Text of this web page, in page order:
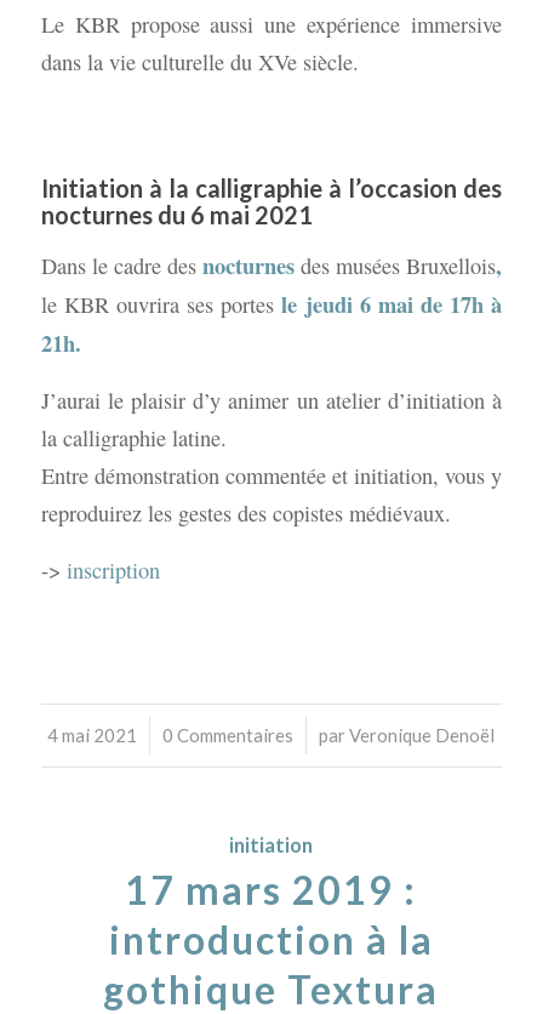
Le KBR propose aussi une expérience immersive
dans la vie culturelle du XVe siècle.
Initiation à la calligraphie à l’occasion des
nocturnes du 6 mai 2021
Dans le cadre desnocturnesdes musées Bruxellois,
le KBR ouvrira ses portesle jeudi 6 mai de 17h à
21h.
J’aurai le plaisir d’y animer un atelier d’initiation à
la calligraphie latine.
Entre démonstration commentée et initiation, vous y
reproduirez les gestes des copistes médiévaux.
-> inscription
4 mai 2021
/ 0 Commentaires
/ parVeronique Denoël
initiation
17 mars 2019 :
introduction à la
gothique Textura